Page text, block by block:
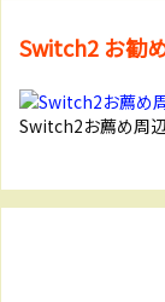
Switch2 お勧
Switch2お薦め周